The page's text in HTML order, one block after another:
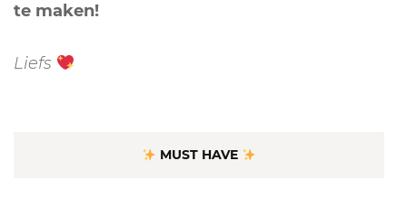
te maken!
Liefs
MUST HAVE